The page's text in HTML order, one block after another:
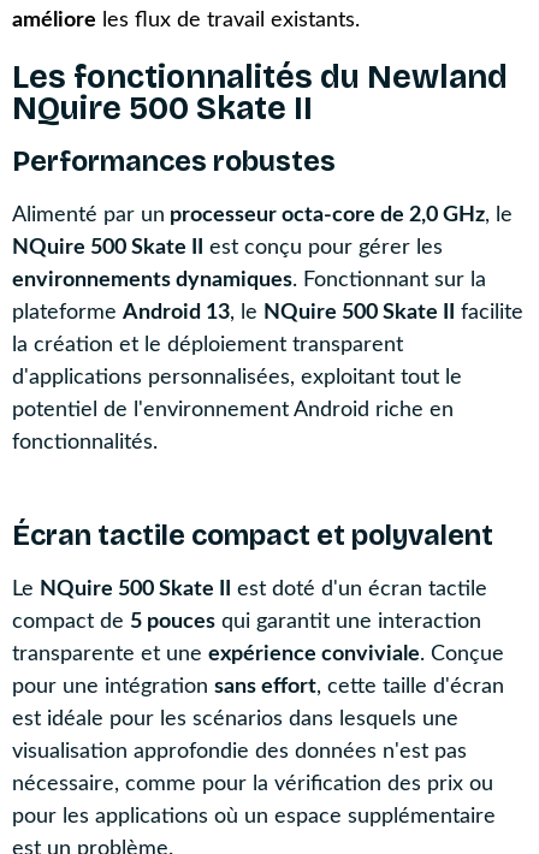
améliore les flux de travail existants.
Les fonctionnalités du Newland
NQuire 500 Skate II
Performances robustes
Alimenté par un processeur octa-core de 2,0 GHz, le
NQuire 500 Skate II
est conçu pour gérer les
environnements dynamiques. Fonctionnant sur la
plateforme Android 13, le NQuire 500 Skate II
facilite
la création et le déploiement transparent
d'applications personnalisées, exploitant tout le
potentiel de l'environnement Android riche en
fonctionnalités.
Écran tactile compact et polyvalent
Le NQuire 500 Skate II
est doté d'un écran tactile
compact de 5 pouces qui garantit une interaction
transparente et une expérience conviviale. Conçue
pour une intégration sans effort, cette taille d'écran
est idéale pour les scénarios dans lesquels une
visualisation approfondie des données n'est pas
nécessaire, comme pour la vérification des prix ou
pour les applications où un espace supplémentaire
est un problème.